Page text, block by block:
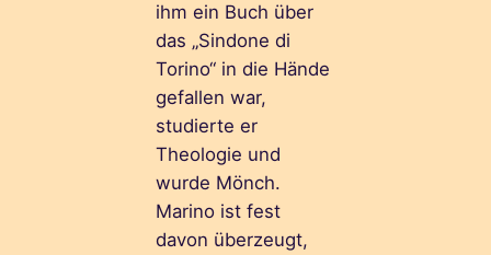
ihm ein Buch über
das „Sindone di
Torino“ in die Hände
gefallen war,
studierte er
Theologie und
wurde Mönch.
Marino ist fest
davon überzeugt,